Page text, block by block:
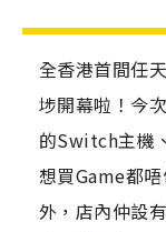
全香港首間任
埗開幕啦！今
的Switch主機
想買Game都
外，店內仲設